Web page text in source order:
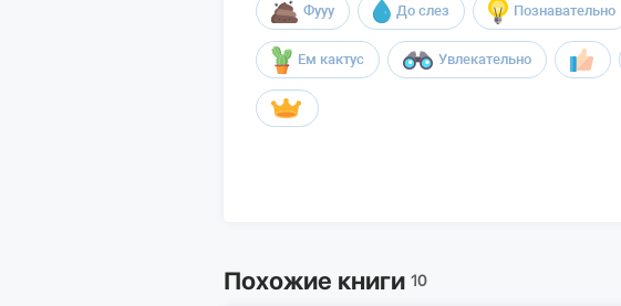
Фууу До слез Познавательно
Ем кактус Увлекательно
Похожие книги 10